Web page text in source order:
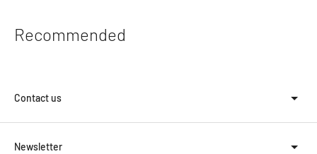
Recommended
Contact us
Newsletter